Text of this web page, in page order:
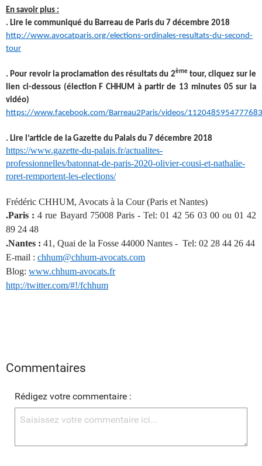
En savoir plus :
. Lire le communiqué du Barreau de Paris du 7 décembre 2018
http://www.avocatparis.org/elections-ordinales-resultats-du-second-
tour
. Pour revoir la proclamation des résultats du 2ème tour, cliquez sur le
lien ci-dessous (élection F CHHUM à partir de 13 minutes 05 sur la
vidéo)
https://www.facebook.com/Barreau2Paris/videos/
. Lire l’article de la Gazette du Palais du 7 décembre 2018
https://www.gazette-du-palais.fr/actualites-
professionnelles/batonnat-de-paris-2020-olivier-cousi-et-nathalie-
roret-remportent-les-elections/
Frédéric CHHUM, Avocats à la Cour (Paris et Nantes)
.Paris : 4 rue Bayard 75008 Paris - Tel: 01 42 56 03 00 ou 01 42
89 24 48
.Nantes : 41, Quai de la Fosse 44000 Nantes - Tel: 02 28 44 26 44
E-mail : chhum@chhum-avocats.com
Blog: www.chhum-avocats.fr
http://twitter.com/#!/fchhum
Commentaires
Rédigez votre commentaire :